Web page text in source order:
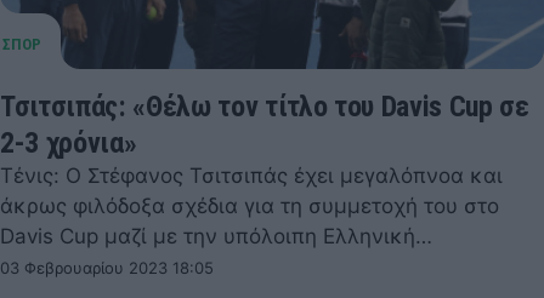
Τσιτσιπάς: «Θέλω τον τίτλο του Davis Cup σε
2-3 χρόνια»
Τένις: Ο Στέφανος Τσιτσιπάς έχει μεγαλόπνοα και
άκρως φιλόδοξα σχέδια για τη συμμετοχή του στο
Davis Cup μαζί με την υπόλοιπη Ελληνική…
03 Φεβρουαρίου 2023 18:05